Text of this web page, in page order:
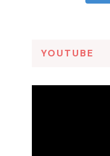
YOUTUBE